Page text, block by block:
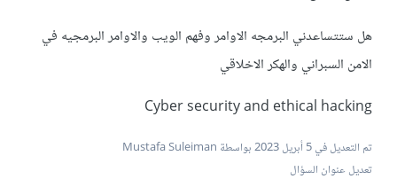
هل ستتساعدني البرمجه الاوامر وفهم الويب والاوامر البرمجيه في
الامن السبراني والهكر الاخلاقي
Cyber security and ethical hacking
تم التعديل في5 أبريل 2023
بواسطة Mustafa Suleiman
تعديل عنوان السؤال